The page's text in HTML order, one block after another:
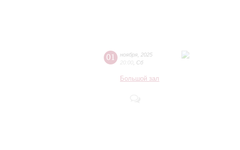
01 ноября 2025
20:00 Сб
Большой зал